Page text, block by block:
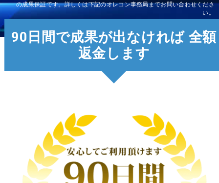
の成果保証です。詳しくは下記のオレコン事務局までお問い合わせくださ
い。
90日間で成果が出なければ 全額
返金します